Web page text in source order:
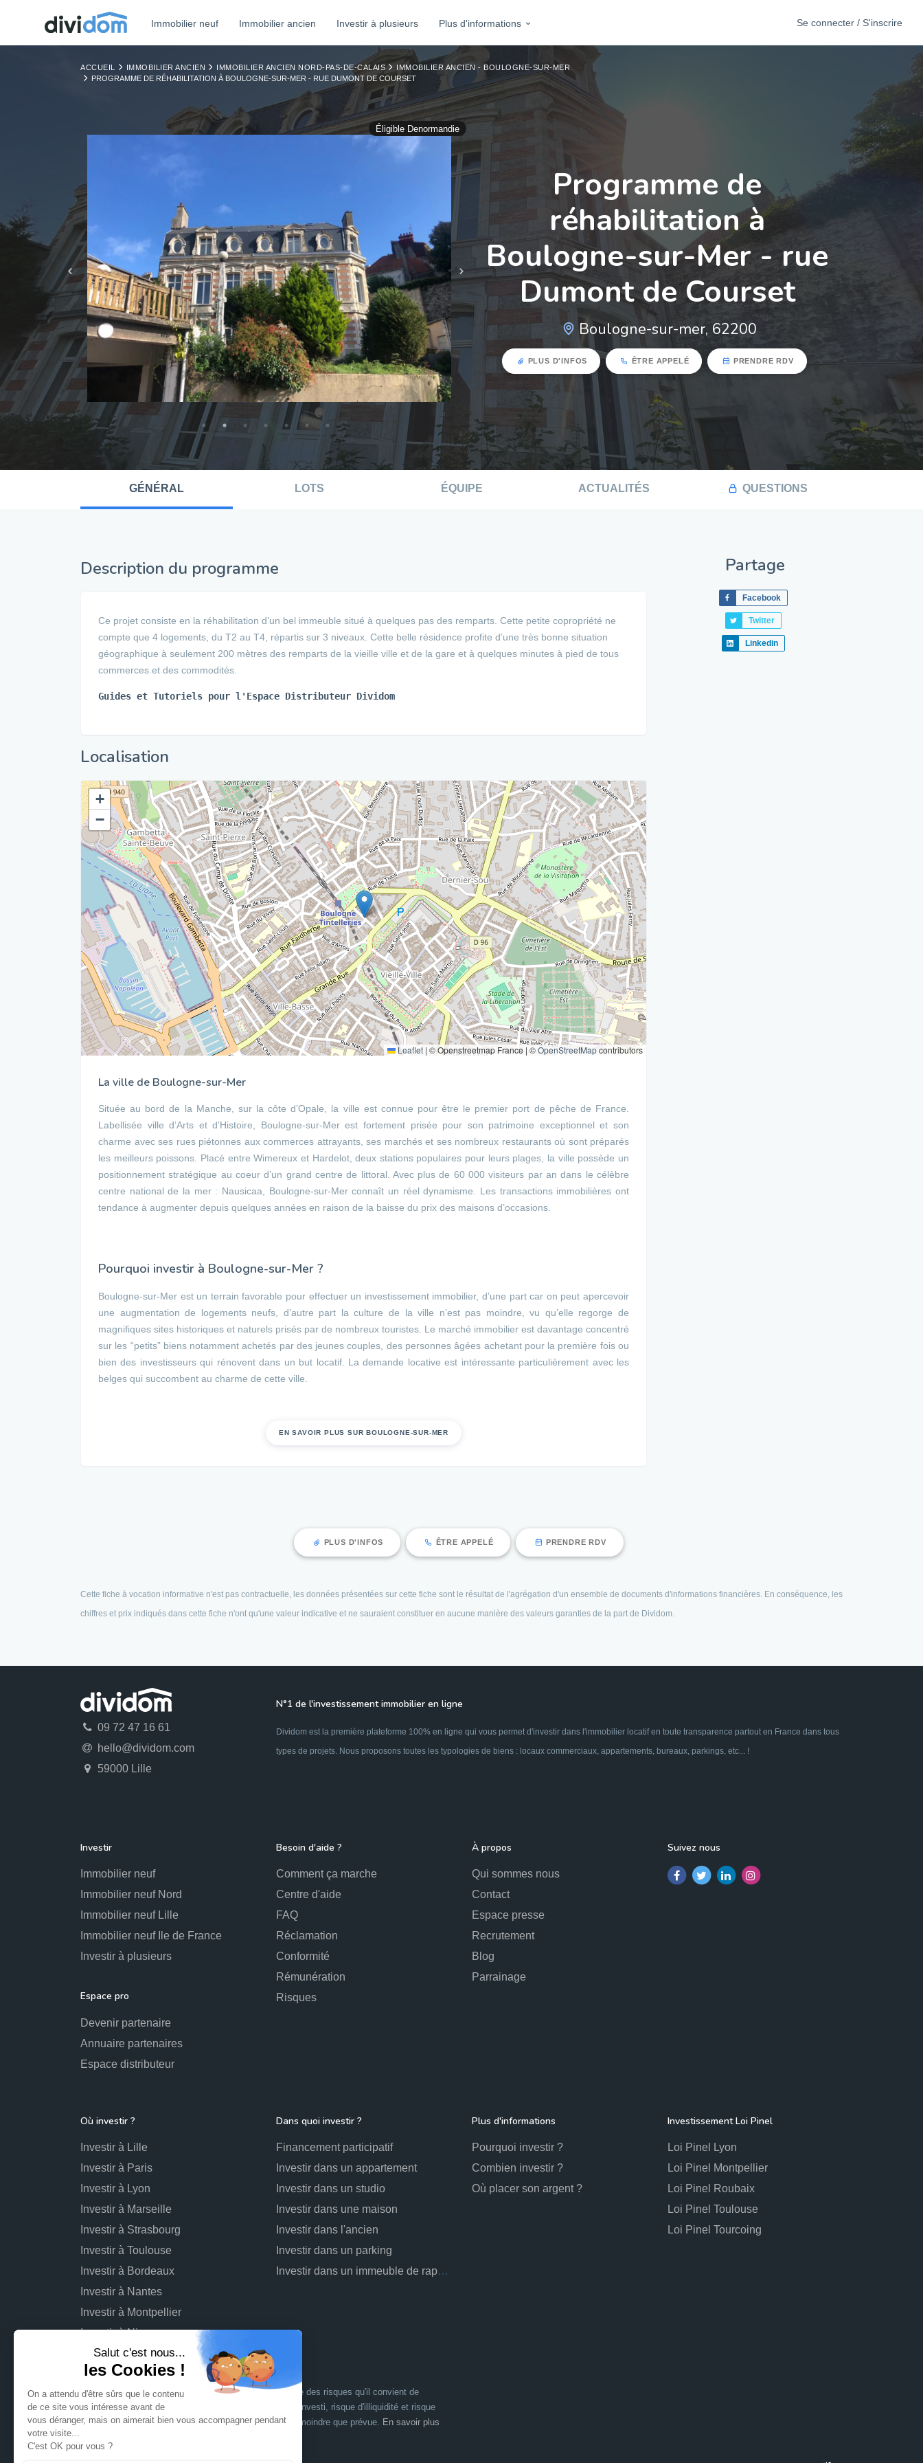
Immobilier neuf Immobilier ancien Investir à plusieurs Plus d'informations Se connecter / S'inscrire
ACCUEIL IMMOBILIER ANCIEN IMMOBILIER ANCIEN NORD-PAS-DE-CALAIS
IMMOBILIER ANCIEN - BOULOGNE-SUR-MER
PROGRAMME DE RÉHABILITATION À BOULOGNE-SUR-MER - RUE DUMONT DE COURSET
Éligible Denormandie
Programme de
réhabilitation à
Boulogne-sur-Mer - rue
Dumont de Courset
Boulogne-sur-mer, 62200
PLUS D'INFOS ÊTRE APPELÉ PRENDRE RDV
GÉNÉRAL LOTS ÉQUIPE ACTUALITÉS QUESTIONS
Description du programme
Ce projet consiste en la réhabilitation d’un bel immeuble situé à quelques pas des remparts. Cette petite copropriété ne
compte que 4 logements, du T2 au T4, répartis sur 3 niveaux. Cette belle résidence profite d’une très bonne situation
géographique à seulement 200 mètres des remparts de la vieille ville et de la gare et à quelques minutes à pied de tous
commerces et des commodités.
Guides et Tutoriels pour l'Espace Distributeur Dividom
Localisation
+
−
Leaflet | © Openstreetmap France | ©OpenStreetMapcontributors
La ville de Boulogne-sur-Mer
Située au bord de la Manche, sur la côte d’Opale, la ville est connue pour être le premier port de pêche de France.
Labellisée ville d’Arts et d’Histoire, Boulogne-sur-Mer est fortement prisée pour son patrimoine exceptionnel et son
charme avec ses rues piétonnes aux commerces attrayants, ses marchés et ses nombreux restaurants où sont préparés
les meilleurs poissons. Placé entre Wimereux et Hardelot, deux stations populaires pour leurs plages, la ville possède un
positionnement stratégique au coeur d’un grand centre de littoral. Avec plus de 60 000 visiteurs par an dans le célèbre
centre national de la mer : Nausicaa, Boulogne-sur-Mer connaît un réel dynamisme. Les transactions immobilières ont
tendance à augmenter depuis quelques années en raison de la baisse du prix des maisons d’occasions.
Pourquoi investir à Boulogne-sur-Mer ?
Boulogne-sur-Mer est un terrain favorable pour effectuer un investissement immobilier, d’une part car on peut apercevoir
une augmentation de logements neufs, d’autre part la culture de la ville n’est pas moindre, vu qu’elle regorge de
magnifiques sites historiques et naturels prisés par de nombreux touristes. Le marché immobilier est davantage concentré
sur les “petits” biens notamment achetés par des jeunes couples, des personnes âgées achetant pour la première fois ou
bien des investisseurs qui rénovent dans un but locatif. La demande locative est intéressante particulièrement avec les
belges qui succombent au charme de cette ville.
EN SAVOIR PLUS SUR BOULOGNE-SUR-MER
Partage
Facebook
Twitter
Linkedin
PLUS D'INFOS ÊTRE APPELÉ PRENDRE RDV
Cette fiche à vocation informative n'est pas contractuelle, les données présentées sur cette fiche sont le résultat de l'agrégation d'un ensemble de documents d'informations financières. En conséquence, les
chiffres et prix indiqués dans cette fiche n'ont qu'une valeur indicative et ne sauraient constituer en aucune manière des valeurs garanties de la part de Dividom.
09 72 47 16 61
hello@dividom.com
59000 Lille
N°1 de l'investissement immobilier en ligne
Dividom est la première plateforme 100% en ligne qui vous permet d'investir dans l'immobilier locatif en toute transparence partout en France dans tous
types de projets. Nous proposons toutes les typologies de biens : locaux commerciaux, appartements, bureaux, parkings, etc... !
Investir
Immobilier neuf
Immobilier neuf Nord
Immobilier neuf Lille
Immobilier neuf Ile de France
Investir à plusieurs
Espace pro
Devenir partenaire
Annuaire partenaires
Espace distributeur
Besoin d'aide ?
Comment ça marche
Centre d'aide
FAQ
Réclamation
Conformité
Rémunération
Risques
À propos
Qui sommes nous
Contact
Espace presse
Recrutement
Blog
Parrainage
Suivez nous
Où investir ?
Investir à Lille
Investir à Paris
Investir à Lyon
Investir à Marseille
Investir à Strasbourg
Investir à Toulouse
Investir à Bordeaux
Investir à Nantes
Investir à Montpellier
Investir à Nice
Dans quoi investir ?
Financement participatif
Investir dans un appartement
Investir dans un studio
Investir dans une maison
Investir dans l'ancien
Investir dans un parking
Investir dans un immeuble de rapport
Plus d'informations
Pourquoi investir ?
Combien investir ?
Où placer son argent ?
Investissement Loi Pinel
Loi Pinel Lyon
Loi Pinel Montpellier
Loi Pinel Roubaix
Loi Pinel Toulouse
Loi Pinel Tourcoing
L'investissement dans des projets immobiliers comporte des risques qu'il convient de
connaître : risque de perte totale ou partielle du capital investi, risque d'illiquidité et risque
opérationnel du projet pouvant entraîner une rentabilité moindre que prévue. En savoir plus